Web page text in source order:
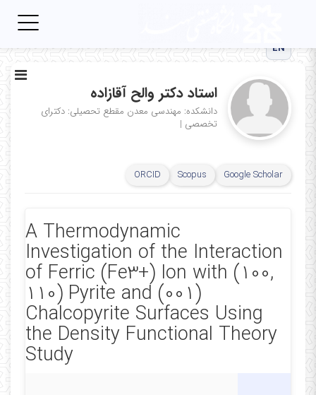
EN
استاد دکتر والح آقازاده
دانشکده: مهندسی معدن مقطع تحصیلی: دکترای
تخصصی |
Google Scholar
Scopus
ORCID
A Thermodynamic
Investigation of the Interaction
of Ferric (Fe3+) Ion with (100,
110) Pyrite and (001)
Chalcopyrite Surfaces Using
the Density Functional Theory
Study